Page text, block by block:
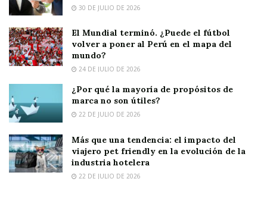
30 DE JULIO DE 2026
El Mundial terminó. ¿Puede el fútbol
volver a poner al Perú en el mapa del
mundo?
24 DE JULIO DE 2026
¿Por qué la mayoría de propósitos de
marca no son útiles?
22 DE JULIO DE 2026
Más que una tendencia: el impacto del
viajero pet friendly en la evolución de la
industria hotelera
22 DE JULIO DE 2026